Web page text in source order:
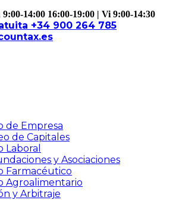
14:00 16:00-19:00 | Vi 9:00-14:30
+34 900 264 785
de Empresa
de Capitales
Laboral
y Asociaciones
Farmacéutico
Agroalimentario
y Arbitraje